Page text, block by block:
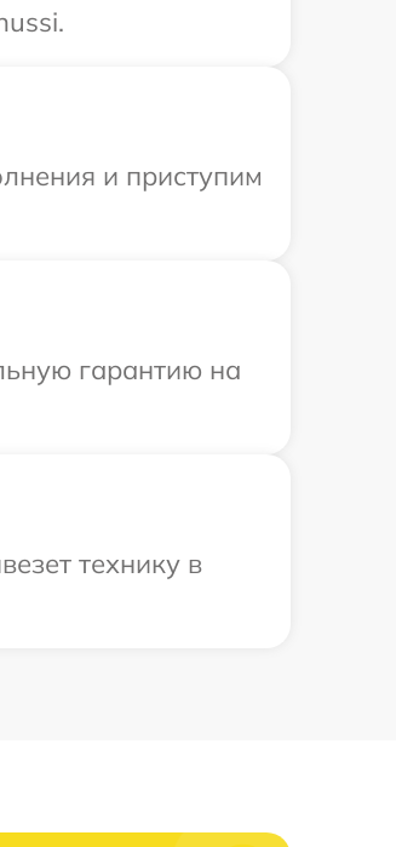
и приступим
гарантию на
технику в